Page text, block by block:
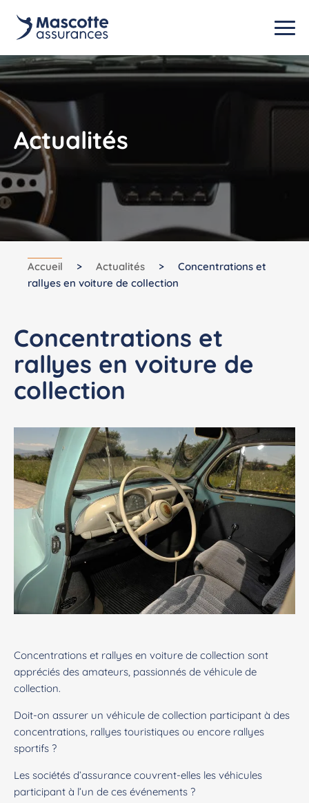
Actualités
Accueil > Actualités > Concentrations et
rallyes en voiture de collection
Concentrations et
rallyes en voiture de
collection
Concentrations et rallyes en voiture de collection sont
appréciés des amateurs, passionnés de véhicule de
collection.
Doit-on assurer un véhicule de collection participant à des
concentrations, rallyes touristiques ou encore rallyes
sportifs ?
Les sociétés d’assurance couvrent-elles les véhicules
participant à l’un de ces événements ?